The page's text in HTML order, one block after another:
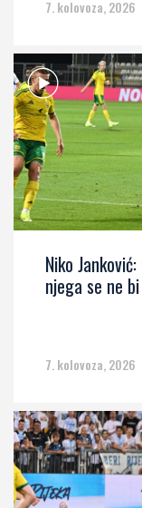
7. kolovoza, 2026
Niko
njega se ne
7. kolovoza, 2026